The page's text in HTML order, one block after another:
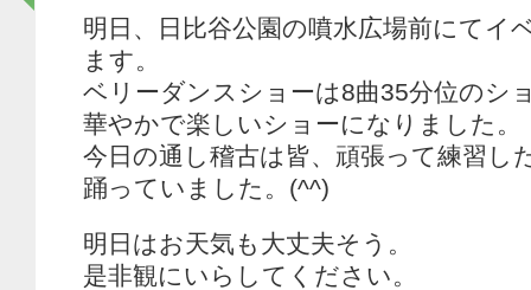
明日、日比谷公園の噴水広場前にてイ
ます。
ベリーダンスショーは8曲35分位のシ
華やかで楽しいショーになりました。
今日の通し稽古は皆、頑張って練習し
踊っていました。(^^)
明日はお天気も大丈夫そう。
是非観にいらしてください。